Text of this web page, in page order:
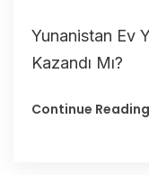
Yunanistan Ev
Kazandı Mı?
Continue Reading